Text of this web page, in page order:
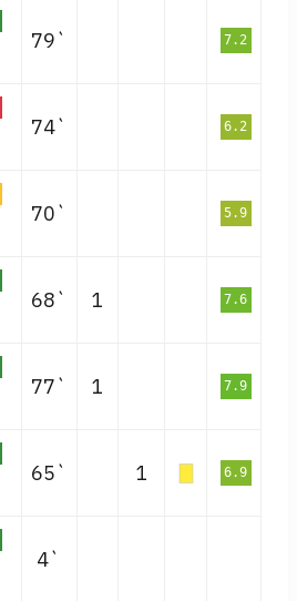
79` 7.2
74` 6.2
70` 5.9
68` 1 7.6
77` 1 7.9
65` 1 6.9
4`